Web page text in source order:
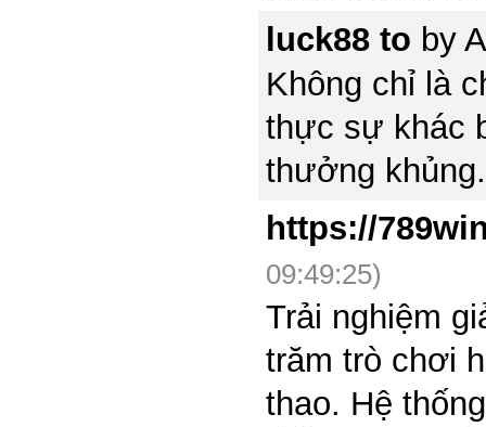
luck88 to by
Không chỉ là
thực sự khác
thưởng
https://
09:49:25)
Trải nghiệm
trăm trò chơi
thao. Hệ